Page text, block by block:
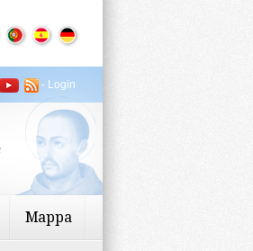
Mappa
- Login